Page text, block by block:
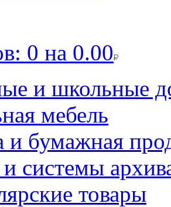
0 на 0.00
и школьные
мебель
и бумажная
системы
товары